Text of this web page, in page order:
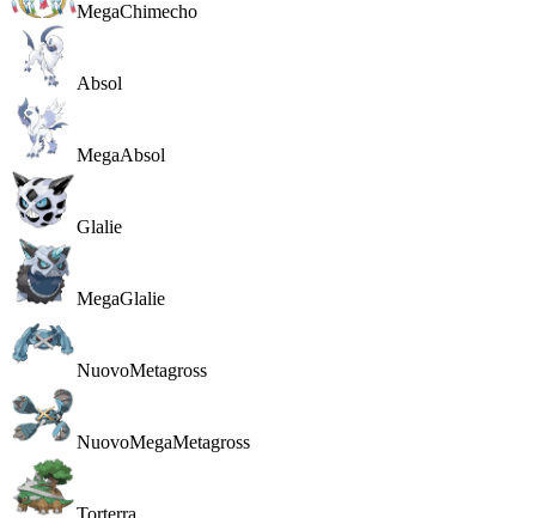
MegaChimecho
Absol
MegaAbsol
Glalie
MegaGlalie
NuovoMetagross
NuovoMegaMetagross
Torterra